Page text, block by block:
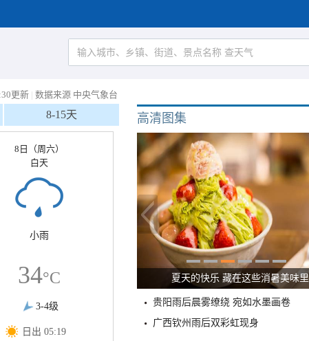
更新 | 数据来源 中央气象台
8-15天
8日（周六）
白天
小雨
34°C
3-4级
日出 05:19
高清图集
夏天的快乐 藏在这些消暑美味里
贵阳雨后晨雾缭绕 宛如水墨画卷
广西钦州雨后双彩虹现身